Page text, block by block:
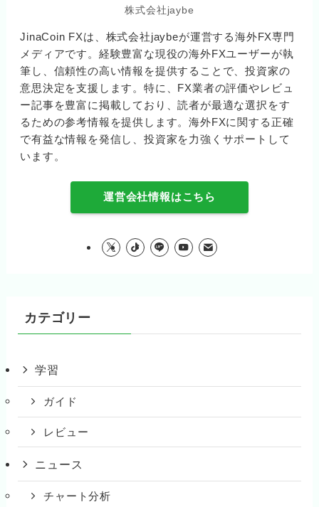
株式会社jaybe
JinaCoin FXは、株式会社jaybeが運営する海外FX専門
メディアです。経験豊富な現役の海外FXユーザーが執
筆し、信頼性の高い情報を提供することで、投資家の
意思決定を支援します。特に、FX業者の評価やレビュ
ー記事を豊富に掲載しており、読者が最適な選択をす
るための参考情報を提供します。海外FXに関する正確
で有益な情報を発信し、投資家を力強くサポートして
います。
運営会社情報はこちら
カテゴリー
学習
ガイド
レビュー
ニュース
チャート分析